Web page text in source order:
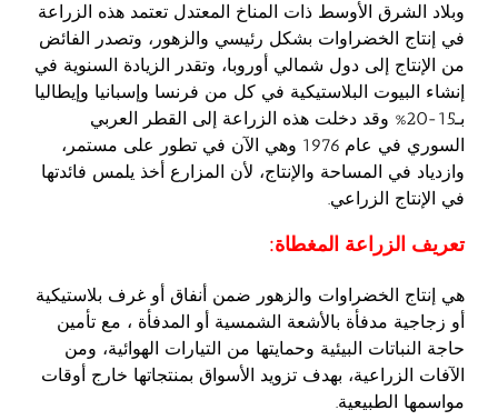
وبلاد الشرق الأوسط ذات المناخ المعتدل تعتمد هذه الزراعة
في إنتاج الخضراوات بشكل رئيسي والزهور، وتصدر الفائض
من الإنتاج إلى دول شمالي أوروبا، وتقدر الزيادة السنوية في
إنشاء البيوت البلاستيكية في كل من فرنسا وإسبانيا وإيطاليا
بـ15-20% وقد دخلت هذه الزراعة إلى القطر العربي
السوري في عام 1976 وهي الآن في تطور على مستمر،
وازدياد في المساحة والإنتاج، لأن المزارع أخذ يلمس فائدتها
في الإنتاج الزراعي.
تعريف الزراعة المغطاة:
هي إنتاج الخضراوات والزهور ضمن أنفاق أو غرف بلاستيكية
أو زجاجية مدفأة بالأشعة الشمسية أو المدفأة ، مع تأمين
حاجة النباتات البيئية وحمايتها من التيارات الهوائية، ومن
الآفات الزراعية، بهدف تزويد الأسواق بمنتجاتها خارج أوقات
مواسمها الطبيعية.